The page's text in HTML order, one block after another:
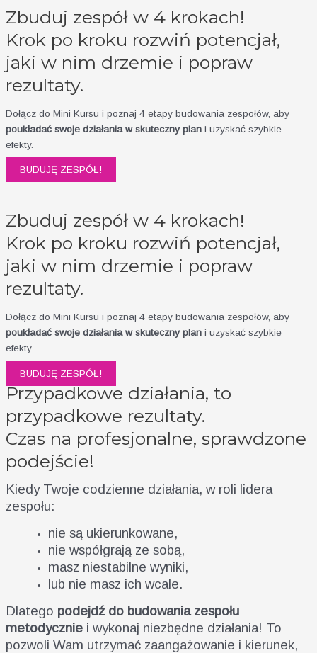
Zbuduj zespół w 4 krokach!
Krok po kroku rozwiń potencjał,
jaki w nim drzemie i popraw
rezultaty.
Dołącz do Mini Kursu i poznaj 4 etapy budowania zespołów, aby
poukładać swoje działania w skuteczny plan i uzyskać szybkie
efekty.
BUDUJĘ ZESPÓŁ!
Zbuduj zespół w 4 krokach!
Krok po kroku rozwiń potencjał,
jaki w nim drzemie i popraw
rezultaty.
Dołącz do Mini Kursu i poznaj 4 etapy budowania zespołów, aby
poukładać swoje działania w skuteczny plan i uzyskać szybkie
efekty.
BUDUJĘ ZESPÓŁ!
Przypadkowe działania, to
przypadkowe rezultaty.
Czas na profesjonalne, sprawdzone
podejście!
Kiedy Twoje codzienne działania, w roli lidera
zespołu:
nie są ukierunkowane,
nie współgrają ze sobą,
masz niestabilne wyniki,
lub nie masz ich wcale.
Dlatego podejdź do budowania zespołu
metodycznie i wykonaj niezbędne działania! To
pozwoli Wam utrzymać zaangażowanie i kierunek,